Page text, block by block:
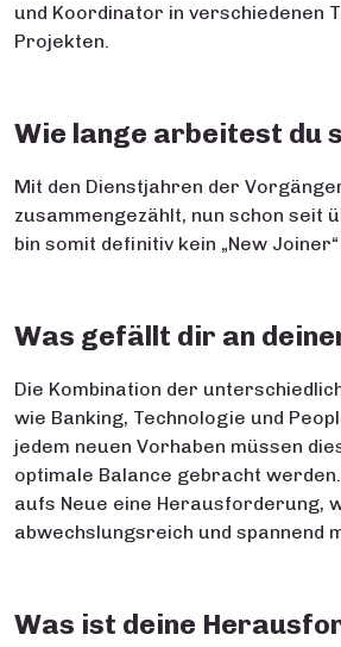
und Koordinator in verschiedenen
Projekten.
Wie lange arbeitest du
Mit den Dienstjahren der
zusammengezählt, nun schon seit
bin somit definitiv kein „New
Was gefällt dir an
Die Kombination der
wie Banking, Technologie und
jedem neuen Vorhaben müssen
optimale Balance gebracht
aufs Neue eine Herausforderung,
abwechslungsreich und spannend
Was ist deine